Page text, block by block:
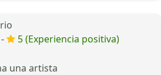
5 (Experiencia positiva)
una artista